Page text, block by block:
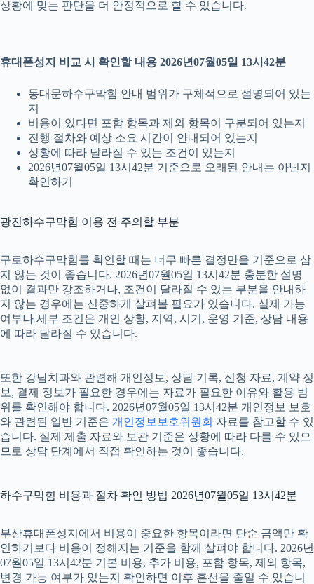
상황에 맞는 판단을 더 안정적으로 할 수 있습니다.
휴대폰성지 비교 시 확인할 내용 2026년07월05일 13시42분
동대문하수구막힘 안내 범위가 구체적으로 설명되어 있는
지
비용이 있다면 포함 항목과 제외 항목이 구분되어 있는지
진행 절차와 예상 소요 시간이 안내되어 있는지
상황에 따라 달라질 수 있는 조건이 있는지
2026년07월05일 13시42분 기준으로 오래된 안내는 아닌지
확인하기
광진하수구막힘 이용 전 주의할 부분
구로하수구막힘를 확인할 때는 너무 빠른 결정만을 기준으로 삼
지 않는 것이 좋습니다. 2026년07월05일 13시42분 충분한 설명
없이 결과만 강조하거나, 조건이 달라질 수 있는 부분을 안내하
지 않는 경우에는 신중하게 살펴볼 필요가 있습니다. 실제 가능
여부나 세부 조건은 개인 상황, 지역, 시기, 운영 기준, 상담 내용
에 따라 달라질 수 있습니다.
또한 강남치과와 관련해 개인정보, 상담 기록, 신청 자료, 계약 정
보, 결제 정보가 필요한 경우에는 자료가 필요한 이유와 활용 범
위를 확인해야 합니다. 2026년07월05일 13시42분 개인정보 보호
와 관련된 일반 기준은 개인정보보호위원회 자료를 참고할 수 있
습니다. 실제 제출 자료와 보관 기준은 상황에 따라 다를 수 있으
므로 상담 단계에서 직접 확인하는 것이 좋습니다.
하수구막힘 비용과 절차 확인 방법 2026년07월05일 13시42분
부산휴대폰성지에서 비용이 중요한 항목이라면 단순 금액만 확
인하기보다 비용이 정해지는 기준을 함께 살펴야 합니다. 2026년
07월05일 13시42분 기본 비용, 추가 비용, 포함 항목, 제외 항목,
변경 가능 여부가 있는지 확인하면 이후 혼선을 줄일 수 있습니